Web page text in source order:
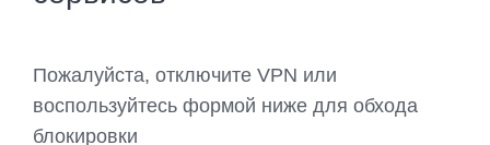
Пожалуйста, отключите VPN или
воспользуйтесь формой ниже для обхода
блокировки